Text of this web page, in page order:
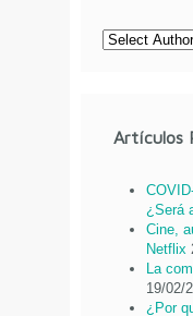
Artículos
¿Será
Cine,
Netflix
La
19/02/
¿Por